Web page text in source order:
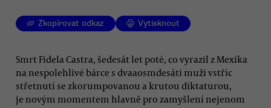
Zkopírovat odkaz Vytisknout
Smrt Fidela Castra, šedesát let poté, co vyrazil z Mexika
na nespolehlivé bárce s dvaaosmdesáti muži vstříc
střetnutí se zkorumpovanou a krutou diktaturou,
je novým momentem hlavně pro zamyšlení nejenom